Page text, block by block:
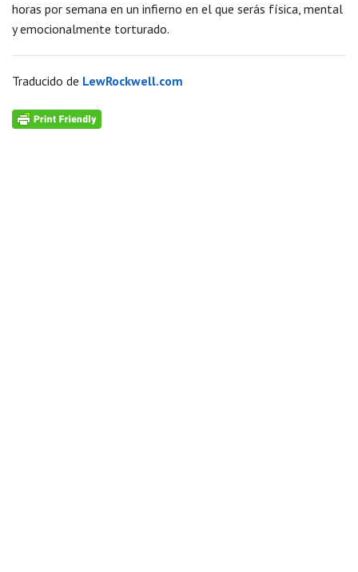
horas por semana en un infierno en el que serás física, mental
y emocionalmente torturado.
Traducido de LewRockwell.com